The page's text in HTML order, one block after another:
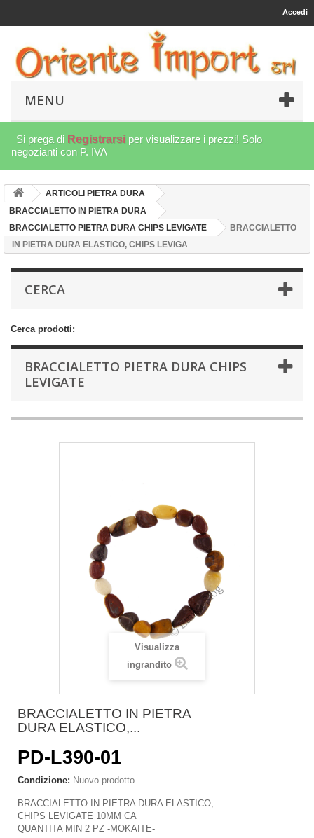
Accedi
MENU
Si prega di Registrarsi per visualizzare i prezzi! Solo
negozianti con P. IVA
ARTICOLI PIETRA DURA
BRACCIALETTO IN PIETRA DURA
BRACCIALETTO PIETRA DURA CHIPS LEVIGATE
BRACCIALETTO
IN PIETRA DURA ELASTICO, CHIPS LEVIGA
CERCA
Cerca prodotti:
BRACCIALETTO PIETRA DURA CHIPS
LEVIGATE
Visualizza
ingrandito
BRACCIALETTO IN PIETRA
DURA ELASTICO,...
PD-L390-01
Condizione: Nuovo prodotto
BRACCIALETTO IN PIETRA DURA ELASTICO,
CHIPS LEVIGATE 10MM CA
QUANTITA MIN 2 PZ -MOKAITE-